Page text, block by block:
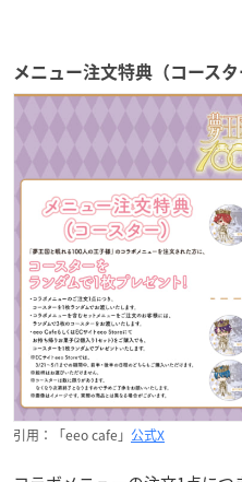
メニュー注文特典（コースタ
引用：「eeo cafe」 公式X